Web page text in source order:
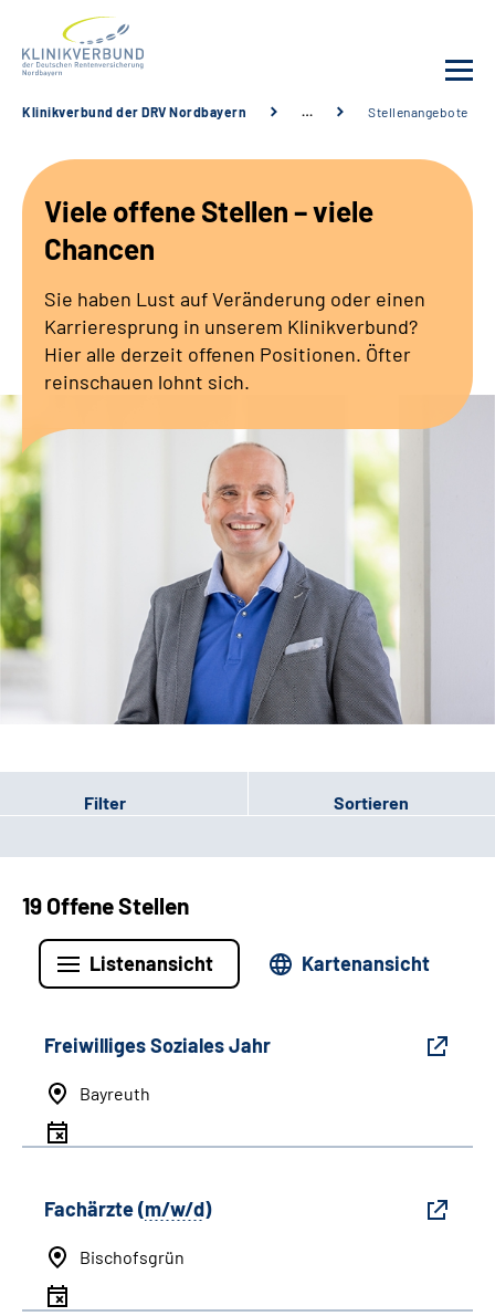
Behandlungsangebot
Karriere
Erweiterte Suche
Klinikverbund der DRV Nordbayern … Stellenangebote
Viele offene Stellen – viele
Chancen
Sie haben Lust auf Veränderung oder einen
Karrieresprung in unserem Klinikverbund?
Hier alle derzeit offenen Positionen. Öfter
reinschauen lohnt sich.
Filter Sortieren
19 Offene Stellen
Listenansicht Kartenansicht
Freiwilliges Soziales Jahr
Bayreuth
Fachärzte (m/w/d)
Bischofsgrün